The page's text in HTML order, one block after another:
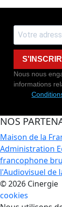
Nous nous
informations
NOS
Maison de la
Administration
francophone
l'Audiovisuel de
© 2026
cookies